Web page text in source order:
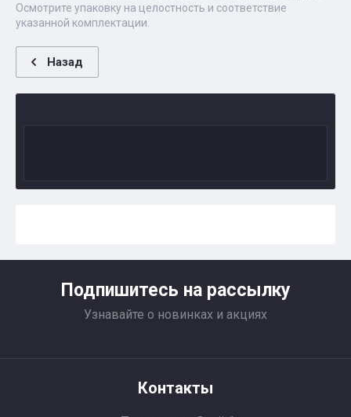
Осмотрите упаковку на целостность и соответствие
указанной комплектации.
Назад
Подпишитесь на рассылку
Узнавайте о новинках и акциях
Контакты